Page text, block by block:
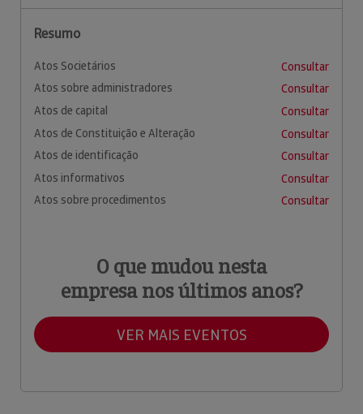
Resumo
Atos Societários
Consultar
Atos sobre administradores
Consultar
Atos de capital
Consultar
Atos de Constituição e Alteração
Consultar
Atos de identificação
Consultar
Atos informativos
Consultar
Atos sobre procedimentos
Consultar
O que mudou nesta
empresa nos últimos anos?
VER MAIS EVENTOS